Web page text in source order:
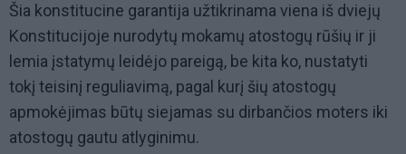
Šia konstitucine garantija užtikrinama viena iš dviejų
Konstitucijoje nurodytų mokamų atostogų rūšių ir ji
lemia įstatymų leidėjo pareigą, be kita ko, nustatyti
tokį teisinį reguliavimą, pagal kurį šių atostogų
apmokėjimas būtų siejamas su dirbančios moters iki
atostogų gautu atlyginimu.